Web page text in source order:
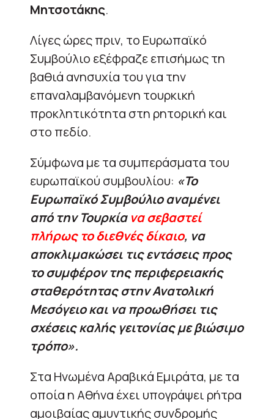
Μητσοτάκης.
Λίγες ώρες πριν, το Ευρωπαϊκό
Συμβούλιο εξέφραζε επισήμως τη
βαθιά ανησυχία του για την
επαναλαμβανόμενη τουρκική
προκλητικότητα στη ρητορική και
στο πεδίο.
Σύμφωνα με τα συμπεράσματα του
ευρωπαϊκού συμβουλίου: «Το
Ευρωπαϊκό Συμβούλιο αναμένει
από την Τουρκία να σεβαστεί
πλήρως το διεθνές δίκαιο, να
αποκλιμακώσει τις εντάσεις προς
το συμφέρον της περιφερειακής
σταθερότητας στην Ανατολική
Μεσόγειο και να προωθήσει τις
σχέσεις καλής γειτονίας με βιώσιμο
τρόπο».
Στα Ηνωμένα Αραβικά Εμιράτα, με τα
οποία η Αθήνα έχει υπογράψει ρήτρα
αμοιβαίας αμυντικής συνδρομής